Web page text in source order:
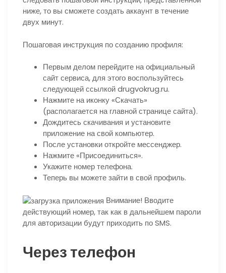
ниже, то вы сможете создать аккаунт в течение
двух минут.
Пошаговая инструкция по созданию профиля:
Первым делом перейдите на официальный
сайт сервиса, для этого воспользуйтесь
следующей ссылкой drugvokrug.ru.
Нажмите на иконку «Скачать»
(располагается на главной странице сайта).
Дождитесь скачивания и установите
приложение на свой компьютер.
После установки откройте мессенджер.
Нажмите «Присоединиться».
Укажите номер телефона.
Теперь вы можете зайти в свой профиль.
Внимание! Вводите
действующий номер, так как в дальнейшем пароли
для авторизации будут приходить по SMS.
Через телефон